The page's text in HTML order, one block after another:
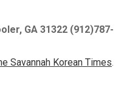
GA 31322 (912)787-
Savannah Korean Times.